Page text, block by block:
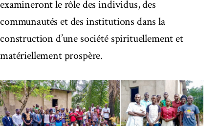
examineront le rôle des individus, des
communautés et des institutions dans la
construction d’une société spirituellement et
matériellement prospère.